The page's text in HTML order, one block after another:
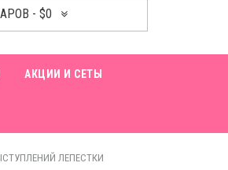
- $0
АКЦИИ И СЕТЫ
ЛЕПЕСТКИ